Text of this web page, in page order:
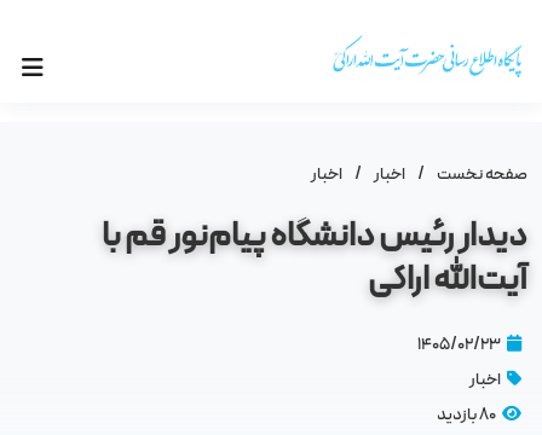
صفحه نخست / اخبار / اخبار
دیدار رئیس دانشگاه پیام‌نور قم با
آیت‌الله اراکی
۱۴۰۵/۰۲/۲۳
اخبار
80 بازدید